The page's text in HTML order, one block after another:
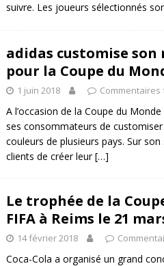
suivre. Les joueurs sélectionnés
adidas customise son
pour la Coupe du
1 juin 2018 Commentaires
A l’occasion de la Coupe du
ses consommateurs de
couleurs de plusieurs pays. Sur
clients de créer leur[…]
Le trophée de la
FIFA à Reims le 21
14 février 2018
Coca-Cola a organisé un grand